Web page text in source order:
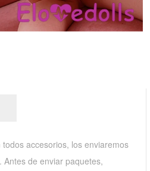
accesorios, los enviaremos
de enviar paquetes,